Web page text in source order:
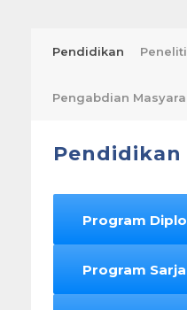
Pendidikan
Pengabdian
Pendidikan
Program
Program